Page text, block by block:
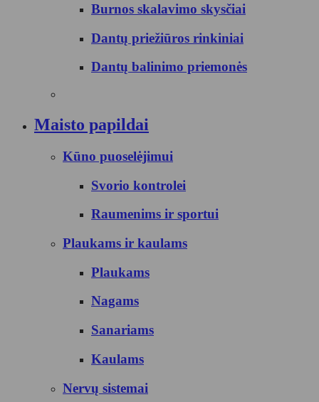
Burnos skalavimo skysčiai
Dantų priežiūros rinkiniai
Dantų balinimo priemonės
Maisto papildai
Kūno puoselėjimui
Svorio kontrolei
Raumenims ir sportui
Plaukams ir kaulams
Plaukams
Nagams
Sanariams
Kaulams
Nervų sistemai